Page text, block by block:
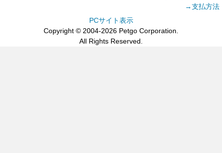
→支払方法
PCサイト表示
Copyright © 2004-2026 Petgo Corporation.
All Rights Reserved.